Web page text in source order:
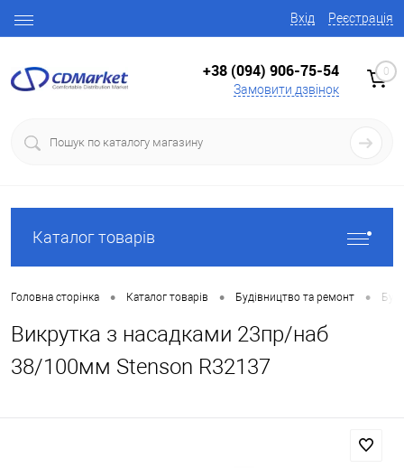
Вхід Реєстрація
+38 (094) 906-75-54
Замовити дзвінок
0
Каталог товарів
Головна сторінка • Каталог товарів • Будівництво та ремонт •
Викрутка з насадками 23пр/наб
38/100мм Stenson R32137